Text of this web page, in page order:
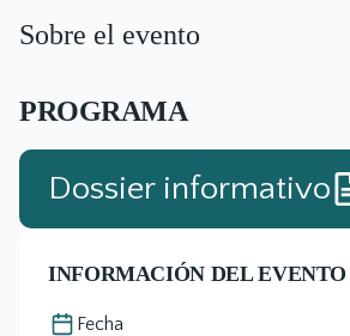
Sobre el evento
PROGRAMA
Dossier informativo
INFORMACIÓN DEL EVENTO
Fecha